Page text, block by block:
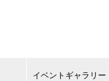
イベントギャラリー